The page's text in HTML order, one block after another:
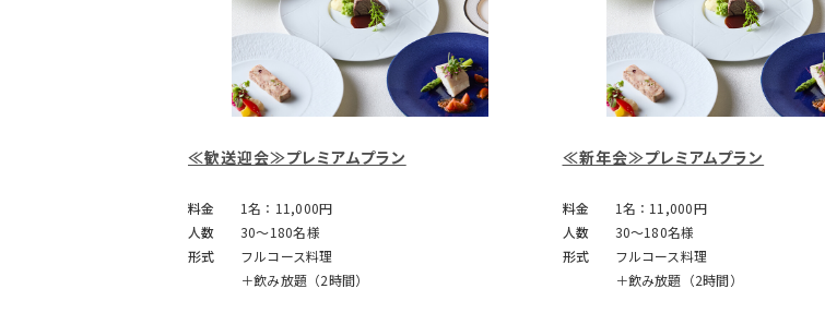
≪歓送迎会≫プレミアムプラン
料金
1名：11,000円
人数
30～180名様
形式
フルコース料理
＋飲み放題（2時間）
≪新年会≫プレミアムプラン
料金
1名：11,000円
人数
30～180名様
形式
フルコース料理
＋飲み放題（2時間）